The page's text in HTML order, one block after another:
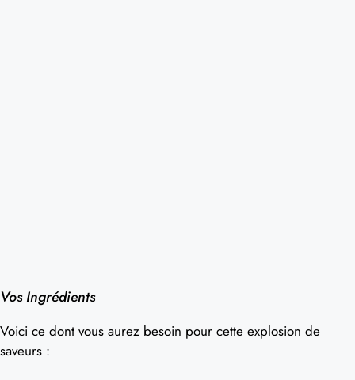
Vos Ingrédients
Voici ce dont vous aurez besoin pour cette explosion de
saveurs :